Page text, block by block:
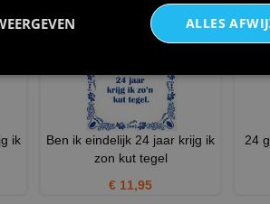
ik
Ben ik eindelijk 24 jaar krijg ik
zon kut tegel
€ 11,95
24
ALLES